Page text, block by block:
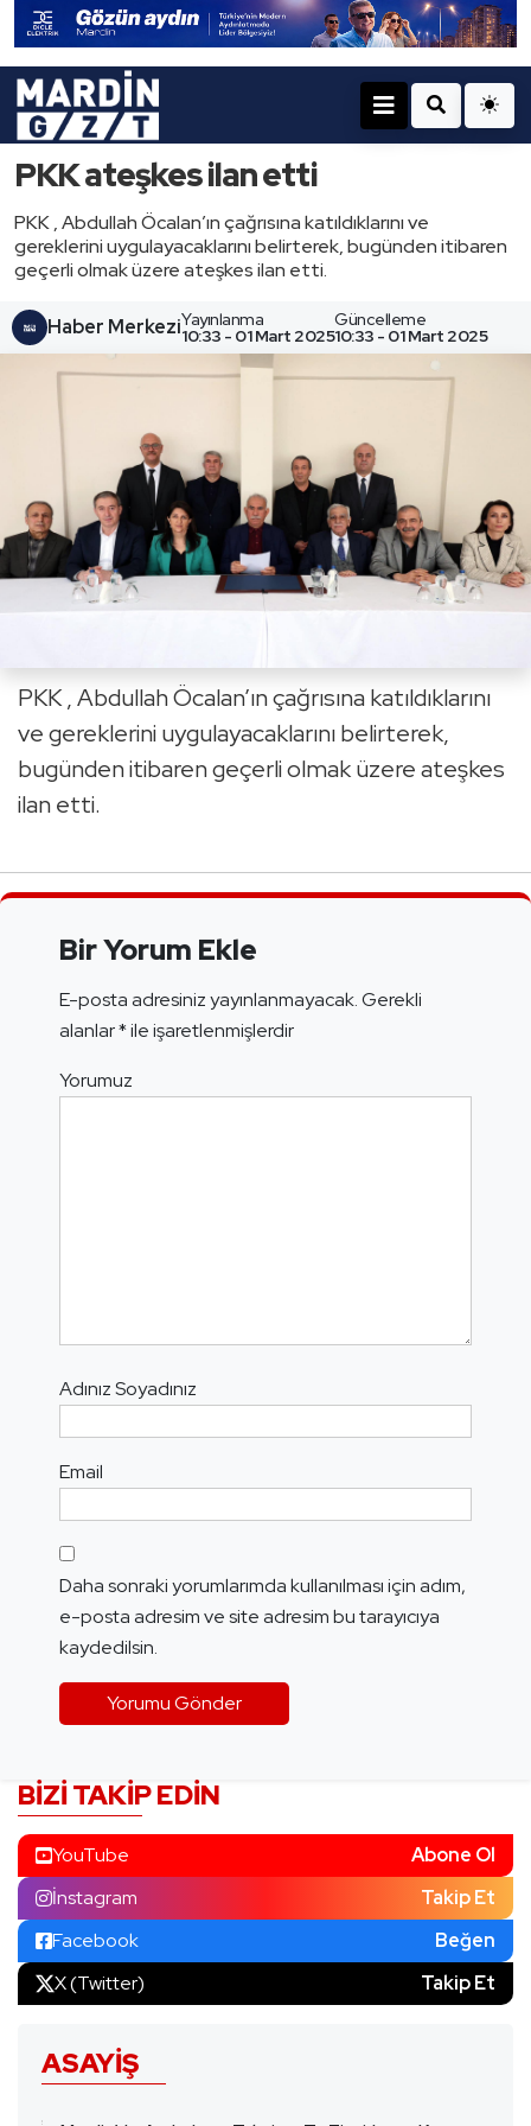
PKK ateşkes ilan etti
PKK , Abdullah Öcalan’ın çağrısına katıldıklarını ve
gereklerini uygulayacaklarını belirterek, bugünden itibaren
geçerli olmak üzere ateşkes ilan etti.
Haber MerkeziYayınlanma
10:33 - 01 Mart 2025
Güncelleme
10:33 - 01 Mart 2025
PKK , Abdullah Öcalan’ın çağrısına katıldıklarını
ve gereklerini uygulayacaklarını belirterek,
bugünden itibaren geçerli olmak üzere ateşkes
ilan etti.
Bir Yorum Ekle
E-posta adresiniz yayınlanmayacak.Gerekli
alanlar*ile işaretlenmişlerdir
Yorumuz
Adınız Soyadınız
Email
Daha sonraki yorumlarımda kullanılması için adım,
e-posta adresim ve site adresim bu tarayıcıya
kaydedilsin.
BIZI TAKIP EDIN
YouTube
Abone Ol
İnstagram
Takip Et
Facebook
Beğen
X (Twitter)
Takip Et
ASAYIŞ